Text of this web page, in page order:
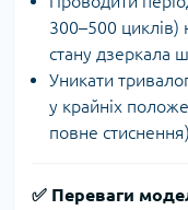
300–500 циклів)
стану дзеркала
Уникати
у крайніх
повне
✅ Переваги